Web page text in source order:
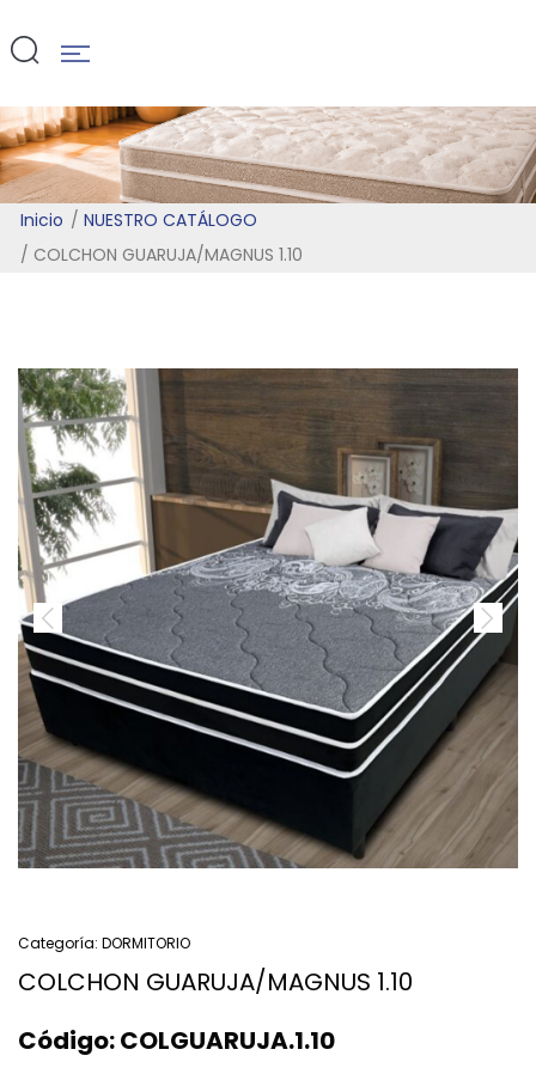
Inicio
NUESTRO CATÁLOGO
COLCHON GUARUJA/MAGNUS 1.10
Categoría: DORMITORIO
COLCHON GUARUJA/MAGNUS 1.10
Código:COLGUARUJA.1.10